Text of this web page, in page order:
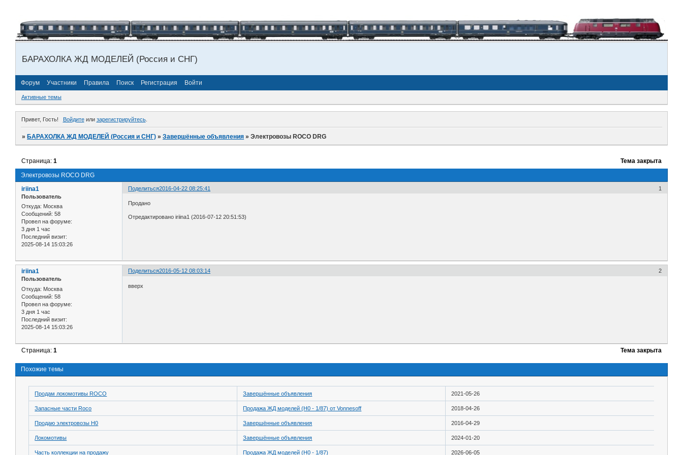
БАРАХОЛКА ЖД МОДЕЛЕЙ (Россия и СНГ)
Форум Участники Правила Поиск Регистрация Войти
Активные темы
Привет, Гость! Войдитеили зарегистрируйтесь.
»БАРАХОЛКА ЖД МОДЕЛЕЙ (Россия и СНГ) »Завершённые объявления »Электровозы ROCO DRG
Электровозы ROCO DRG
Страница:1 Тема закрыта
Поделиться 1
2016-04-22 08:25:41
iriina1
Пользователь
Откуда: Москва
Сообщений: 58
Провел на форуме:
3 дня 1 час
Последний визит:
2025-08-14 15:03:26
Продано
Отредактировано iriina1 (2016-07-12 20:51:53)
Поделиться 2
2016-05-12 08:03:14
iriina1
Пользователь
Откуда: Москва
Сообщений: 58
Провел на форуме:
3 дня 1 час
Последний визит:
2025-08-14 15:03:26
вверх
Тема закрыта
Страница:1
Похожие темы
Продам локомотивы ROCO Завершённые объявления 2021-05-26
Запасные части Roco Продажа ЖД моделей (H0 - 1/87) от Vonnesoff 2018-04-26
Продаю электровозы H0 Завершённые объявления 2016-04-29
Локомотивы Завершённые объявления 2024-01-20
Часть коллекции на продажу Продажа ЖД моделей (H0 - 1/87) 2026-06-05